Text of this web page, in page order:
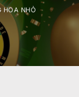
HOA NHỎ